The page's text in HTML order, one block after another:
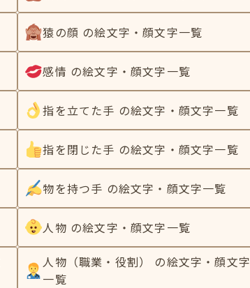
猿の顔 の絵文字・顔文字一覧
感情 の絵文字・顔文字一覧
指を立てた手 の絵文字・顔文字一覧
指を閉じた手 の絵文字・顔文字一覧
物を持つ手 の絵文字・顔文字一覧
人物 の絵文字・顔文字一覧
人物（職業・役割） の絵文字・顔文字
一覧